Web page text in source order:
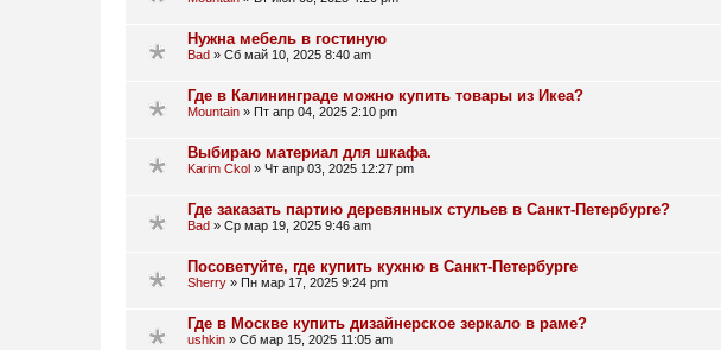
Нужна мебель в гостиную
Bad » Сб май 10, 2025 8:40 am
Где в Калининграде можно купить товары из Икеа?
Mountain » Пт апр 04, 2025 2:10 pm
Выбираю материал для шкафа.
Karim Ckol » Чт апр 03, 2025 12:27 pm
Где заказать партию деревянных стульев в Санкт-Петербурге?
Bad » Ср мар 19, 2025 9:46 am
Посоветуйте, где купить кухню в Санкт-Петербурге
Sherry » Пн мар 17, 2025 9:24 pm
Где в Москве купить дизайнерское зеркало в раме?
ushkin » Сб мар 15, 2025 11:05 am